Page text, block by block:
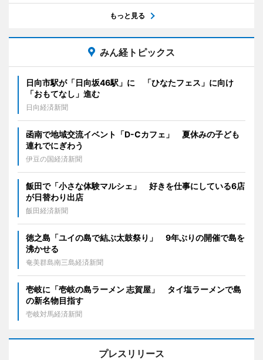
もっと見る
みん経トピックス
日向市駅が「日向坂46駅」に 「ひなたフェス」に向け
「おもてなし」進む
日向経済新聞
函南で地域交流イベント「D-Cカフェ」 夏休みの子ども
連れでにぎわう
伊豆の国経済新聞
飯田で「小さな体験マルシェ」 好きを仕事にしている6店
が日替わり出店
飯田経済新聞
徳之島「ユイの島で結ぶ太鼓祭り」 9年ぶりの開催で島を
沸かせる
奄美群島南三島経済新聞
壱岐に「壱岐の島ラーメン 志賀屋」 タイ塩ラーメンで島
の新名物目指す
壱岐対馬経済新聞
プレスリリース